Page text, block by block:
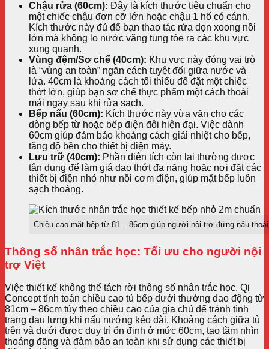
Chậu rửa (60cm): Đây là kích thước tiêu chuẩn cho
một chiếc chậu đơn cỡ lớn hoặc chậu 1 hố có cánh.
Kích thước này đủ để bạn thao tác rửa dọn xoong nồi
lớn mà không lo nước văng tung tóe ra các khu vực
xung quanh.
Vùng đệm/Sơ chế (40cm): Khu vực này đóng vai trò
là “vùng an toàn” ngăn cách tuyệt đối giữa nước và
lửa. 40cm là khoảng cách tối thiểu để đặt một chiếc
thớt lớn, giúp bạn sơ chế thực phẩm một cách thoải
mái ngay sau khi rửa sạch.
Bếp nấu (60cm): Kích thước này vừa vặn cho các
dòng bếp từ hoặc bếp điện đôi hiện đại. Việc dành
60cm giúp đảm bảo khoảng cách giải nhiệt cho bếp,
tăng độ bền cho thiết bị điện máy.
Lưu trữ (40cm): Phần diện tích còn lại thường được
tận dụng để làm giá dao thớt đa năng hoặc nơi đặt các
thiết bị điện nhỏ như nồi cơm điện, giúp mặt bếp luôn
sạch thoáng.
Chiều cao mặt bếp từ 81 – 86cm giúp người nội trợ đứng nấu
Thông số nhân trắc học: Tối ưu cho người nội
trợ Việt
Việc thiết kế không thể tách rời thông số nhân trắc học. Qi
Concept tính toán chiều cao tủ bếp dưới thường dao động từ
81cm – 86cm tùy theo chiều cao của gia chủ để tránh tình
trạng đau lưng khi nấu nướng kéo dài. Khoảng cách giữa tủ
trên và dưới được duy trì ổn định ở mức 60cm, tạo tầm nhìn
thoáng đãng và đảm bảo an toàn khi sử dụng các thiết bị